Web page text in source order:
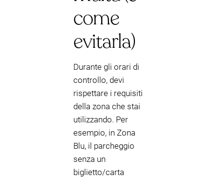
come
evitarla)
Durante gli orari di
controllo, devi
rispettare i requisiti
della zona che stai
utilizzando. Per
esempio, in Zona
Blu, il parcheggio
senza un
biglietto/carta